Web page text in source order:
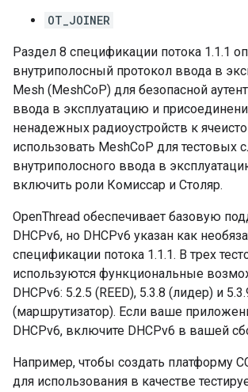
OT_JOINER
Раздел 8 спецификации потока 1.1.1
внутриполосный протокол ввода в
Mesh (MeshCoP) для безопасной
ввода в эксплуатацию и
ненадежных радиоустройств к
использовать MeshCoP для тестовых
внутриполосного ввода в
включить роли Комиссар и Столяр.
OpenThread обеспечивает базовую
DHCPv6, но DHCPv6 указан как
спецификации потока 1.1.1. В трех
используются функциональные
DHCPv6: 5.2.5 (REED), 5.3.8 (лидер) и
(маршрутизатор). Если ваше
DHCPv6, включите DHCPv6 в вашей
Например, чтобы создать платформу
для использования в качестве